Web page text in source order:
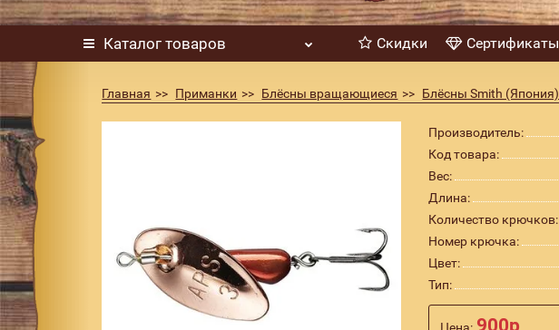
Каталог товаров Скидки Сертификаты
Главная Приманки Блёсны вращающиеся Блёсны Smith (Япония)
Производитель:
Код товара:
Вес:
Длина:
Количество крючков:
Номер крючка:
Цвет:
Тип:
900р